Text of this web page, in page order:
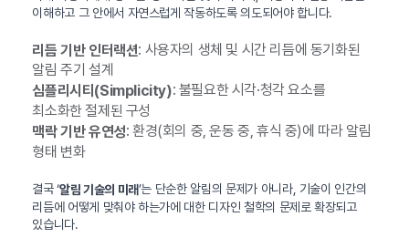
이해하고 그 안에서 자연스럽게 작동하도록 의도되어야 합니다.
리듬 기반 인터랙션: 사용자의 생체 및 시간 리듬에 동기화된
알림 주기 설계
심플리시티(Simplicity): 불필요한 시각·청각 요소를
최소화한 절제된 구성
맥락 기반 유연성: 환경(회의 중, 운동 중, 휴식 중)에 따라 알림
형태 변화
결국 ‘알림 기술의 미래’는 단순한 알림의 문제가 아니라, 기술이 인간의
리듬에 어떻게 맞춰야 하는가에 대한 디자인 철학의 문제로 확장되고
있습니다.